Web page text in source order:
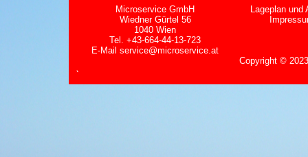
Microservice GmbH
Wiedner Gürtel 56
1040 Wien
Tel. +43-664-44-13-723
E-Mail service@microservice.at
Lageplan
Copyright ©
`